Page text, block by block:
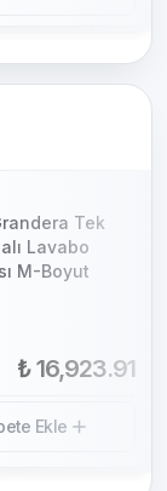
Tek
Lavabo
M-Boyut
₺ 16,923.91
Ekle